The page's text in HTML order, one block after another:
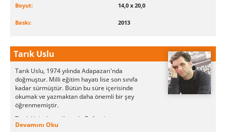
Boyut:
14,0 x 20,0
Baskı: 2013
Tarık Uslu
Tarık Uslu, 1974 yılında Adapazarı'nda
doğmuştur. Milli eğitim hayatı lise son sınıfa
kadar sürmüştür. Bütün bu süre içerisinde
okumak ve yazmaktan daha önemli bir şey
öğrenmemiştir.
Tarık Uslu, lise yıllarında Zafer dergisinin yazı
işlerinde çalışmaya başlamış ve uzun yıllar
Devamını Oku